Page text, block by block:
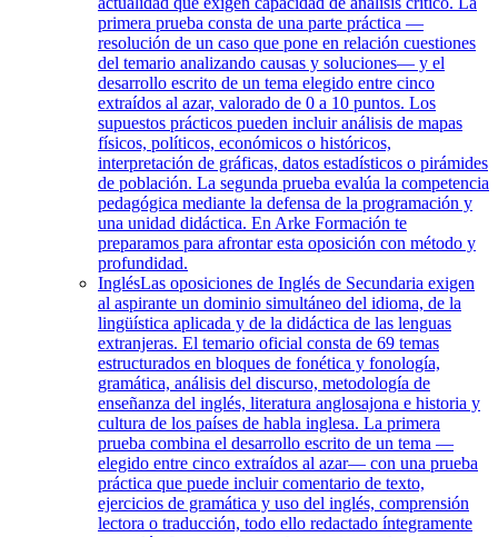
primera prueba consta de una parte práctica —
resolución de un caso que pone en relación cuestiones
del temario analizando causas y soluciones— y el
desarrollo escrito de un tema elegido entre cinco
extraídos al azar, valorado de 0 a 10 puntos. Los
supuestos prácticos pueden incluir análisis de mapas
físicos, políticos, económicos o históricos,
interpretación de gráficas, datos estadísticos o pirámides
de población. La segunda prueba evalúa la competencia
pedagógica mediante la defensa de la programación y
una unidad didáctica. En Arke Formación te
preparamos para afrontar esta oposición con método y
profundidad.
InglésLas oposiciones de Inglés de Secundaria exigen
al aspirante un dominio simultáneo del idioma, de la
lingüística aplicada y de la didáctica de las lenguas
extranjeras. El temario oficial consta de 69 temas
estructurados en bloques de fonética y fonología,
gramática, análisis del discurso, metodología de
enseñanza del inglés, literatura anglosajona e historia y
cultura de los países de habla inglesa. La primera
prueba combina el desarrollo escrito de un tema —
elegido entre cinco extraídos al azar— con una prueba
práctica que puede incluir comentario de texto,
ejercicios de gramática y uso del inglés, comprensión
lectora o traducción, todo ello redactado íntegramente